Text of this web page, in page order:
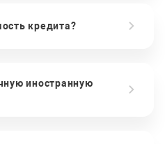
кредита?
иностранную